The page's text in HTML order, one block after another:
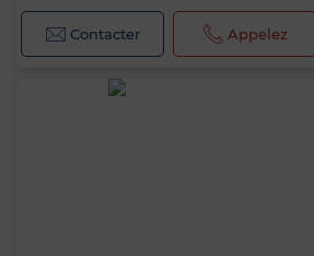
Contacter Appelez